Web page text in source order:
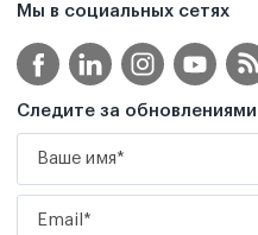
Мы в социальных сетях
Следите за обновлениями